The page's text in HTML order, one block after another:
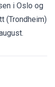
i Oslo og
(Trondheim)